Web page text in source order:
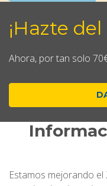
¡Hazte
Ahora, por tan solo
Estamos mejorando